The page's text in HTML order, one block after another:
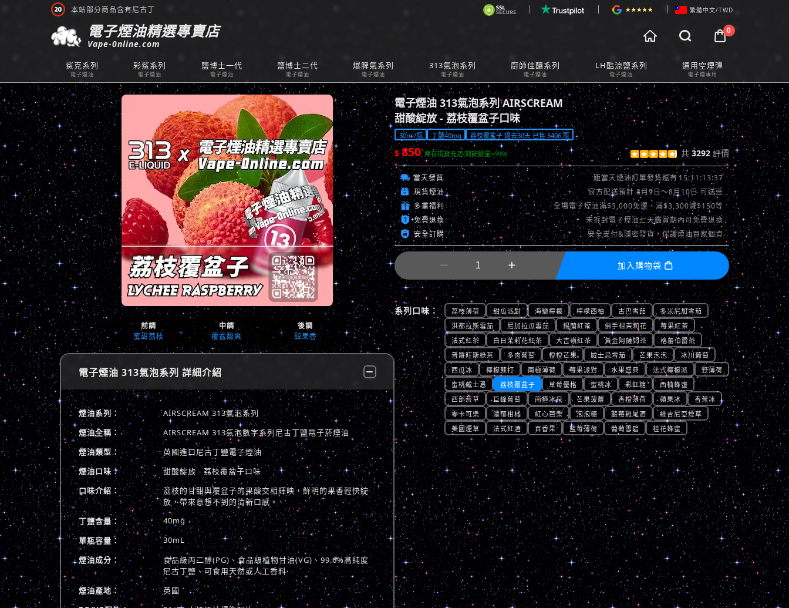
本站部分商品含有尼古丁 繁體中文/TWD
電子煙油精選專賣店
Vape-0nline.com
  0
購物車預覽
Cart Preview
鯊克系列
電子煙油
彩鯊系列
電子煙油
鹽博士一代
電子煙油
鹽博士二代
電子煙油
爆脾氣系列
電子煙油
313氣泡系列
電子煙油
廚師佳釀系列
電子煙油
LH酷涼鹽系列
電子煙油
通用空煙彈
電子煙專用
前調 中調
後調
蜜甜荔枝
覆盆酸爽 甜果香
電子煙油 313氣泡系列 詳細介紹
煙油系列：
AIRSCREAM 313氣泡系列
煙油全稱：
AIRSCREAM 313氣泡數字系列尼古丁鹽電子菸煙油
煙油類型：
英國進口尼古丁鹽電子煙油
煙油口味：
甜酸綻放 - 荔枝覆盆子口味
口味介紹：
荔枝的甘甜與覆盆子的果酸交相輝映，鮮明的果香輕快綻
放，帶來意想不到的清新口感。
丁鹽含量：
40mg
單瓶容量：
30mL
煙油成分：
食品級丙二醇(PG)、食品級植物甘油(VG)、99.6%高純度
尼古丁鹽、可食用天然或人工香料
煙油產地：
英國
電子煙油 313氣泡系列 AIRSCREAM
甜酸綻放 - 荔枝覆盆子口味
30ml/瓶 丁鹽40mg 荔枝覆盆子 過去30天 已售 5406 瓶
$850 庫存現貨充足(剩餘數量>999)      共 3292 評價
查看評價 >>
 當天發貨 距當天煙油訂單發貨還有15:11:11:5
 現貨煙油 官方配送預計 8月9日～8月10日 可送達
 多重福利 全場電子煙油滿$3,000免運、滿$3,300減$150等
 免費退換 未拆封電子煙油七天鑑賞期內可免費退換
 安全訂購 安全支付&隱密發貨，保護煙油買家個資
  加入購物袋 
系列口味： 荔枝薄荷 甜瓜派對 海鹽檸檬 檸檬西柚 古巴雪茄
多米尼加雪茄
洪都拉斯雪茄
尼加拉瓜雪茄 錫蘭紅茶 佛手柑茉莉花
莓果紅茶
法式紅茶
白日茉莉花紅茶 大吉嶺紅茶 黃金阿薩姆茶
格蕾伯爵茶
普羅旺斯綠茶
多肉葡萄 橙橙芒果 威士忌雪茄 芒果泡泡
冰川葡萄
西瓜冰
檸檬蘇打 南極薄荷 莓果派對 水果盛典 法式檸檬派
野薄荷
蜜桃威士忌
荔枝覆盆子 草莓優格 蜜桃冰 彩虹糖
西柚蜂蜜
西部菸草
巨峰葡萄 南極冰泉 芒果菠蘿 香橙薄荷 蘋果冰
香蕉冰
零卡可樂
濃郁柑橘 紅心芭樂 泡泡糖 藍莓雞尾酒
維吉尼亞煙草
美國煙草
法式紅酒 百香果 藍莓薄荷 葡萄雪碧 桂花蜂蜜